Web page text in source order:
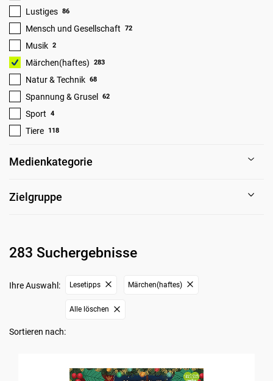
Lustiges 86
Mensch und Gesellschaft 72
Musik 2
Märchen(haftes) 283
Natur & Technik 68
Spannung & Grusel 62
Sport 4
Tiere 118
Medienkategorie
Zielgruppe
283 Suchergebnisse
Ihre Auswahl: Lesetipps Märchen(haftes)
Alle löschen
Sortieren nach: